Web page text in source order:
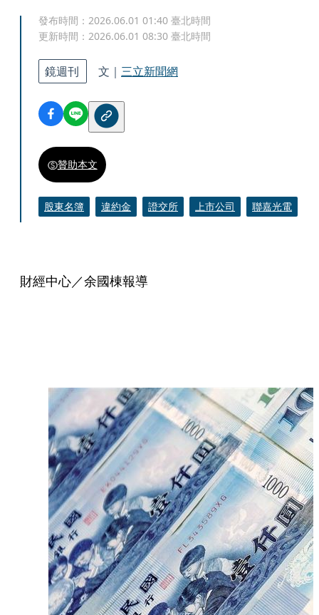
發布時間： 2026.06.01 01:40 臺北時間
更新時間： 2026.06.01 08:30 臺北時間
鏡週刊 文｜ 三立新聞網
贊助本文
股東名簿 違約金 證交所 上市公司 聯嘉光電
財經中心／余國棟報導